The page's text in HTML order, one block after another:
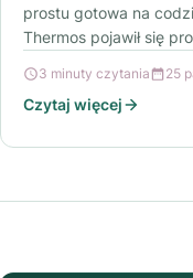
prostu gotowa na
Thermos pojawił się
3 minuty czytania 25
Czytaj więcej